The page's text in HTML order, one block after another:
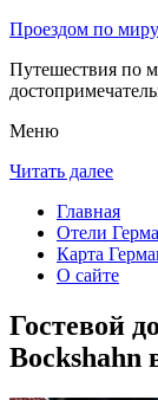
Проездом по миру
Путешествия по
Меню
Читать далее
Главная
Отели
Карта
О сайте
Гостевой
Bockshahn